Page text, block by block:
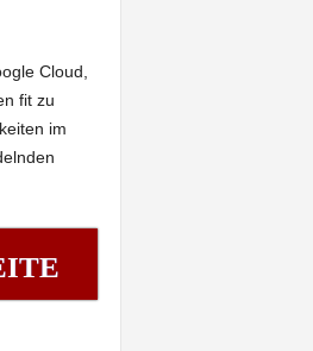
Cloud,
fit zu
im